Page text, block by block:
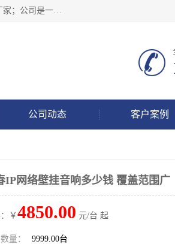
深圳市鼎尊时代科技有限公司主要从事：IP网络定压广播功放厂家、IP网络防水音柱厂家、校园IP网络广播系统厂家；公司是一家集研发、生产、销售公共广播器材于一体的现代电子科技企业。公司成立多年来，本着“自主研发技术、开拓稳定的产品”的宗旨，集多年的行业经验，引航广播行业的迅猛发展，使产品能够适应时代技术发展的需要。
公司动态 客户案例
IP网络壁挂音响多少钱 覆盖范围广
￥ 4850.00 元/台 起
量： 9999.00台